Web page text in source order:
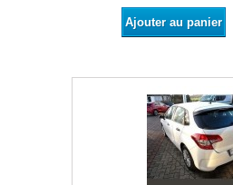
Ajouter au panier